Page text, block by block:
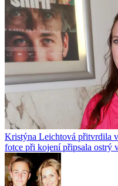
Kristýna Leichtová přitvrdila
fotce při kojení připsala ostrý